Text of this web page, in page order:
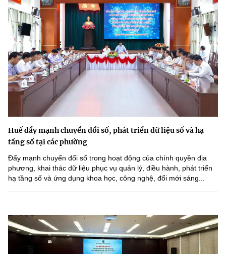
Huế đẩy mạnh chuyển đổi số, phát triển dữ liệu số và hạ
tầng số tại các phường
Đẩy mạnh chuyển đổi số trong hoạt động của chính quyền địa
phương, khai thác dữ liệu phục vụ quản lý, điều hành, phát triển
hạ tầng số và ứng dụng khoa học, công nghệ, đổi mới sáng...